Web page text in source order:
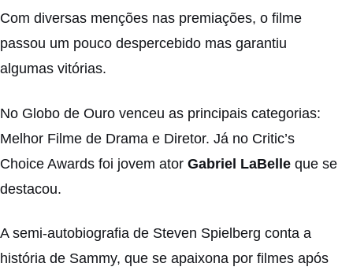
Com diversas menções nas premiações, o filme
passou um pouco despercebido mas garantiu
algumas vitórias.
No Globo de Ouro venceu as principais categorias:
Melhor Filme de Drama e Diretor. Já no Critic’s
Choice Awards foi jovem ator Gabriel LaBelle que se
destacou.
A semi-autobiografia de Steven Spielberg conta a
história de Sammy, que se apaixona por filmes após